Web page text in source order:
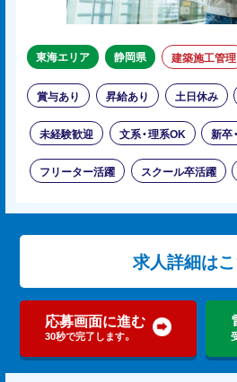
東海エリア 静岡県 建築施工管理
賞与あり 昇給あり 土日休み
未経験歓迎 文系・理系OK 新卒
フリーター活躍 スクール卒活躍
求人詳細は
応募画面に進む
30秒で完了します。